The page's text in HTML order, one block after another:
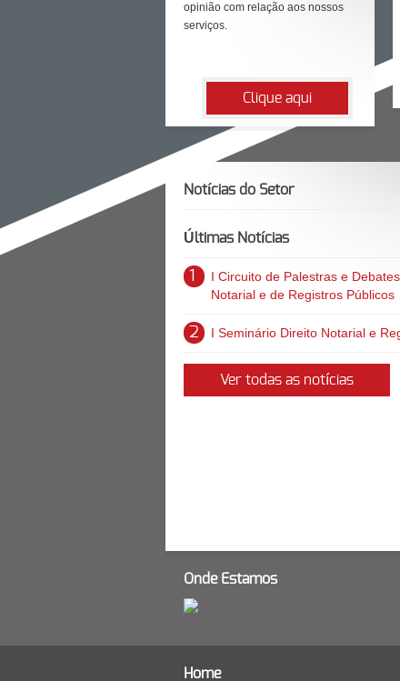
opinião com relação aos nossos
serviços.
Clique aqui
Notícias do Setor
Últimas Notícias
1
I Circuito de Palestras e
Notarial e de Registros Públicos
2 I Seminário Direito Notarial e
Ver todas as notícias
Onde Estamos
Home